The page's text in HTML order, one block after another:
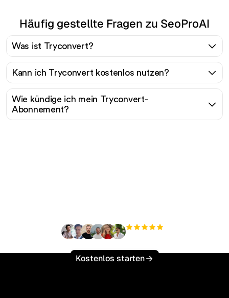
Häufig gestellte Fragen zu SeoProAI
Was ist Tryconvert?
Kann ich Tryconvert kostenlos nutzen?
Wie kündige ich mein Tryconvert-
Abonnement?
Kostenlos starten